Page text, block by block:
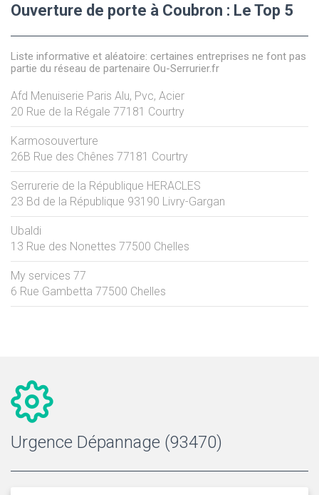
Ouverture de porte à Coubron : Le Top 5
Liste informative et aléatoire: certaines entreprises ne font pas
partie du réseau de partenaire Ou-Serrurier.fr
Afd Menuiserie Paris Alu, Pvc, Acier
20 Rue de la Régale 77181 Courtry
Karmosouverture
26B Rue des Chênes 77181 Courtry
Serrurerie de la République HERACLES
23 Bd de la République 93190 Livry-Gargan
Ubaldi
13 Rue des Nonettes 77500 Chelles
My services 77
6 Rue Gambetta 77500 Chelles
Urgence Dépannage (93470)